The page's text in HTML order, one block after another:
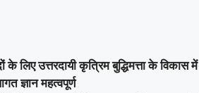
के लिए उत्तरदायी कृत्रिम बुद्धिमत्ता के विकास
ज्ञान महत्वपूर्ण